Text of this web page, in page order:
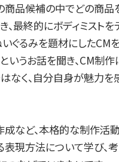
商品候補の中でどの商
最終的にボディミスト
ぐるみを題材にしたCM
いうお話を聞き、CM制
なく、自分自身が魅力を
など、本格的な制作活動
現方法について学び、